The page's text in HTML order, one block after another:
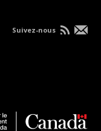
Suivez-nous